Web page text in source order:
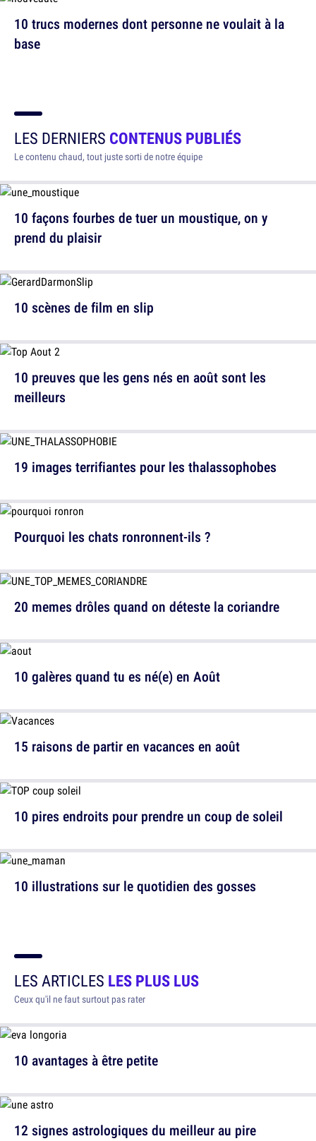
10 trucs modernes dont personne ne voulait à la
base
LES DERNIERS CONTENUS PUBLIÉS
Le contenu chaud, tout juste sorti de notre équipe
10 façons fourbes de tuer un moustique, on y
prend du plaisir
10 preuves que les gens nés en août sont les
meilleurs
Pourquoi les chats ronronnent-ils ?
10 galères quand tu es né(e) en Août
10 pires endroits pour prendre un coup de soleil
10 scènes de film en slip
19 images terrifiantes pour les thalassophobes
20 memes drôles quand on déteste la coriandre
15 raisons de partir en vacances en août
10 illustrations sur le quotidien des gosses
LES ARTICLES LES PLUS LUS
Ceux qu'il ne faut surtout pas rater
10 avantages à être petite
12 signes astrologiques du meilleur au pire